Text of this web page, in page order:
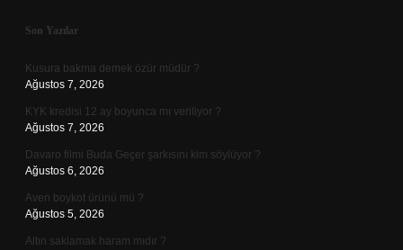
Sidebar
Son Yazılar
Kusura bakma demek özür müdür ?
Ağustos 7, 2026
KYK kredisi 12 ay boyunca mı veriliyor ?
Ağustos 7, 2026
Davaro filmi Buda Geçer şarkısını kim söylüyor ?
Ağustos 6, 2026
Aven boykot ürünü mü ?
Ağustos 5, 2026
Altın saklamak haram mıdır ?